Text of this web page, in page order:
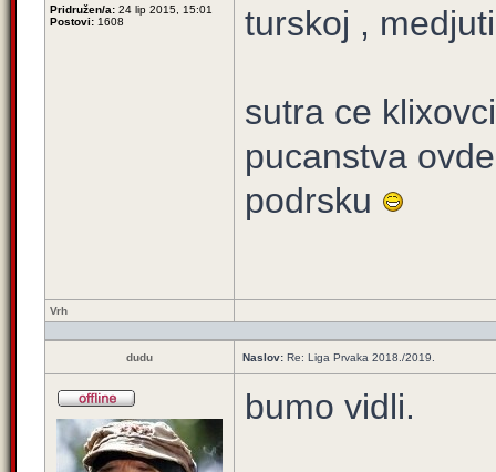
Pridružen/a: 24 lip 2015, 15:01
Postovi: 1608
turskoj ,
sutra ce
pucanstva
podrsku
Vrh
dudu Naslov: Re: Liga Prvaka 2018./2019.
bumo vidli.